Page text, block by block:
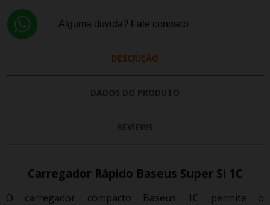
Alguma duvida? Fale conosco
DESCRIÇÃO
DADOS DO PRODUTO
REVIEWS
Carregador Rápido Baseus Super Si 1C
O carregador compacto Baseus 1C permite o